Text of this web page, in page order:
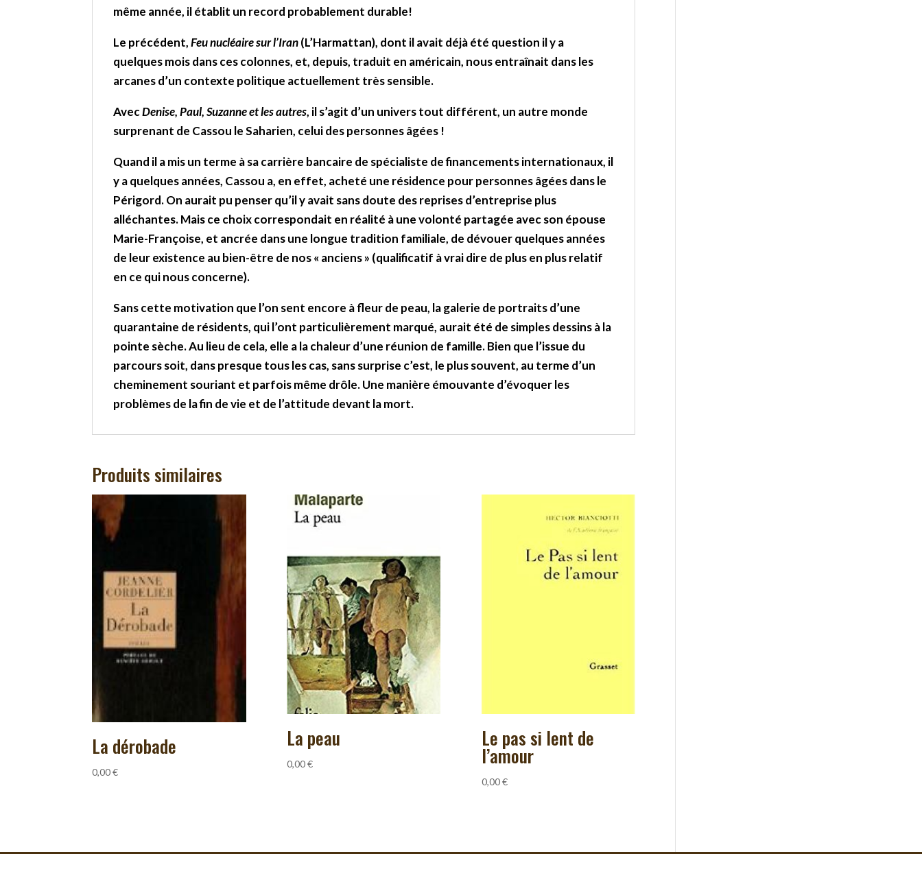
même année, il établit un record probablement durable!
Le précédent,Feu nucléaire sur l’Iran(L’Harmattan), dont il avait déjà été question il y a
quelques mois dans ces colonnes, et, depuis, traduit en américain, nous entraînait dans les
arcanes d’un contexte politique actuellement très sensible.
AvecDenise, Paul, Suzanne et les autres, il s’agit d’un univers tout différent, un autre monde
surprenant de Cassou le Saharien, celui des personnes âgées !
Quand il a mis un terme à sa carrière bancaire de spécialiste de financements internationaux, il
y a quelques années, Cassou a, en effet, acheté une résidence pour personnes âgées dans le
Périgord. On aurait pu penser qu’il y avait sans doute des reprises d’entreprise plus
alléchantes. Mais ce choix correspondait en réalité à une volonté partagée avec son épouse
Marie-Françoise, et ancrée dans une longue tradition familiale, de dévouer quelques années
de leur existence au bien-être de nos « anciens » (qualificatif à vrai dire de plus en plus relatif
en ce qui nous concerne).
Sans cette motivation que l’on sent encore à fleur de peau, la galerie de portraits d’une
quarantaine de résidents, qui l’ont particulièrement marqué, aurait été de simples dessins à la
pointe sèche. Au lieu de cela, elle a la chaleur d’une réunion de famille. Bien que l’issue du
parcours soit, dans presque tous les cas, sans surprise c’est, le plus souvent, au terme d’un
cheminement souriant et parfois même drôle. Une manière émouvante d’évoquer les
problèmes de la fin de vie et de l’attitude devant la mort.
Produits similaires
La dérobade
0,00€
La peau
0,00€
Le pas si lent de
l’amour
0,00€